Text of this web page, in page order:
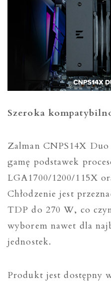
Szeroka
Zalman CNPS14X Duo
gamę podstawek
LGA1700/1200/115X
Chłodzenie jest
TDP do 270 W, co
wyborem nawet dla
jednostek.
Produkt jest dostępny